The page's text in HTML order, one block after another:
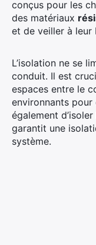
conçus pour les
des matériaux
et de veiller à leur
L’isolation ne se
conduit. Il est
espaces entre le
environnants pour
également d’isoler
garantit une
système.